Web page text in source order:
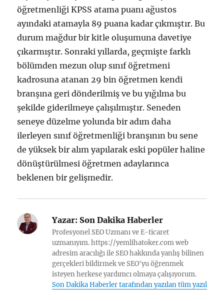
öğretmenliği KPSS atama puanı ağustos
ayındaki atamayla 89 puana kadar çıkmıştır. Bu
durum mağdur bir kitle oluşumuna davetiye
çıkarmıştır. Sonraki yıllarda, geçmişte farklı
bölümden mezun olup sınıf öğretmeni
kadrosuna atanan 29 bin öğretmen kendi
branşına geri dönderilmiş ve bu yığılma bu
şekilde giderilmeye çalışılmıştır. Seneden
seneye düzelme yolunda bir adım daha
ilerleyen sınıf öğretmenliği branşının bu sene
de yüksek bir alım yapılarak eski popüler haline
dönüştürülmesi öğretmen adaylarınca
beklenen bir gelişmedir.
Yazar: Son Dakika Haberler
Profesyonel SEO Uzmanı ve E-ticaret
uzmanıyım. https://yemlihatoker.com web
adresim aracılığı ile SEO hakkında yanlış bilinen
gerçekleri bildirmek ve SEO'yu öğrenmek
isteyen herkese yardımcı olmaya çalışıyorum.
Son Dakika Haberler tarafından yazılan tüm yazılar